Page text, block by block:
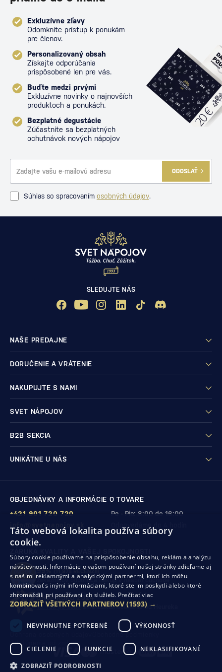
Exkluzívne zľavy
Odomknite prístup k ponukám
pre členov.
Personalizovaný obsah
Získajte odporúčania
prispôsobené len pre vás.
Buďte medzi prvými
Exkluzívne novinky o najnovších
produktoch a ponukách.
Bezplatné degustácie
Zúčastnite sa bezplatných
ochutnávok nových nápojov
ODOSLAŤ
Súhlas so spracovaním osobných údajov.
SLEDUJTE NÁS
NAŠE PREDAJNE
DORUČENIE A VRÁTENIE
NAKUPUJTE S NAMI
SVET NÁPOJOV
B2B SEKCIA
UNIKÁTNE U NÁS
OBJEDNÁVKY A INFORMÁCIE O TOVARE
Po - Pia: 8:00 do 16:00
+421 901 720 720
99%
zákazníkov odporúča nákup v našom obchode
SHOP ROKU 2024
10. rok po sebe sme získali ocenenie od Heureka
Odstúpenie od zmluvy
Táto webová lokalita používa súbory
cookie.
Súbory cookie používame na prispôsobenie obsahu, reklám a analýzu
návštevnosti. Informácie o vašom používaní našej stránky zdieľame aj
s našimi reklamnými a analytickými partnermi, ktorí ich môžu
kombinovať s inými informáciami, ktoré ste im poskytli alebo ktoré
zhromaždili pri používaní ich služieb. Prečítať viac
ZOBRAZIŤ VŠETKÝCH PARTNEROV (1593) →
NEVYHNUTNE POTREBNÉ VÝKONNOSŤ
CIELENIE FUNKCIE NEKLASIFIKOVANÉ
ZOBRAZIŤ PODROBNOSTI